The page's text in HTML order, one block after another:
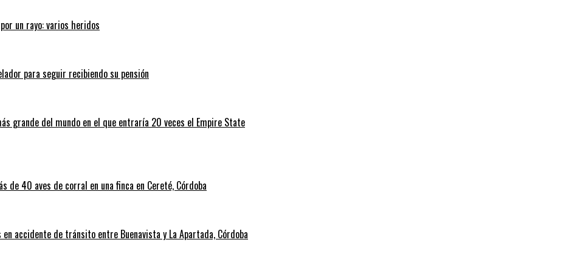
un rayo: varios heridos
para seguir recibiendo su pensión
grande del mundo en el que entraría 20 veces el Empire State
de 40 aves de corral en una finca en Cereté, Córdoba
accidente de tránsito entre Buenavista y La Apartada, Córdoba